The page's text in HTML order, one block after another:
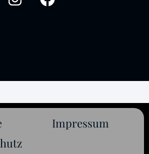
Impressum